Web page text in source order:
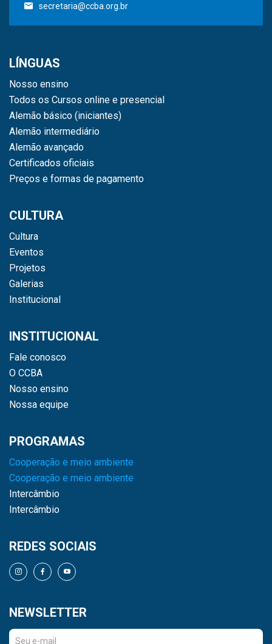
secretaria@ccba.org.br
LÍNGUAS
Nosso ensino
Todos os Cursos online e presencial
Alemão básico (iniciantes)
Alemão intermediário
Alemão avançado
Certificados oficiais
Preços e formas de pagamento
CULTURA
Cultura
Eventos
Projetos
Galerias
Institucional
INSTITUCIONAL
Fale conosco
O CCBA
Nosso ensino
Nossa equipe
PROGRAMAS
Cooperação e meio ambiente
Cooperação e meio ambiente
Intercâmbio
Intercâmbio
REDES SOCIAIS
NEWSLETTER